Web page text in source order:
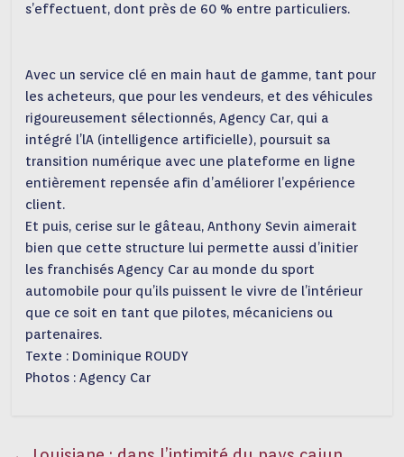
s’effectuent, dont près de 60 % entre particuliers.
Avec un service clé en main haut de gamme, tant pour
les acheteurs, que pour les vendeurs, et des véhicules
rigoureusement sélectionnés, Agency Car, qui a
intégré l’lA (intelligence artificielle), poursuit sa
transition numérique avec une plateforme en ligne
entièrement repensée afin d’améliorer l’expérience
client.
Et puis, cerise sur le gâteau, Anthony Sevin aimerait
bien que cette structure lui permette aussi d’initier
les franchisés Agency Car au monde du sport
automobile pour qu’ils puissent le vivre de l’intérieur
que ce soit en tant que pilotes, mécaniciens ou
partenaires.
Texte : Dominique ROUDY
Photos : Agency Car